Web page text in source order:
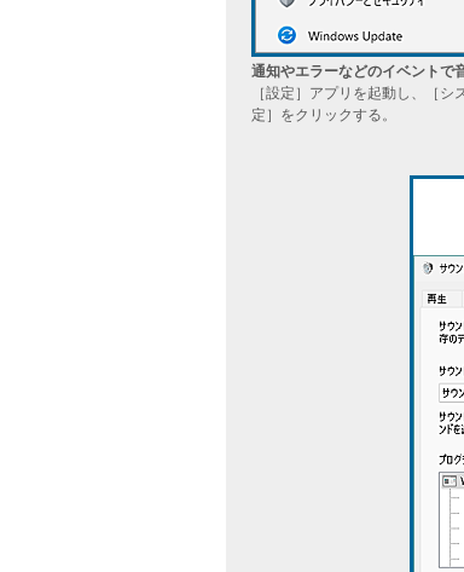
通知やエラーなどのイベントで
［設定］アプリを起動し、［
定］をクリックする。